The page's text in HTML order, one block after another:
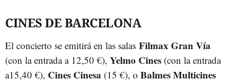
CINES DE BARCELONA
El concierto se emitirá en las salas Filmax Gran Vía
(con la entrada a 12,50 €), Yelmo Cines (con la entrada
a15,40 €), Cines Cinesa (15 €), o Balmes Multicines